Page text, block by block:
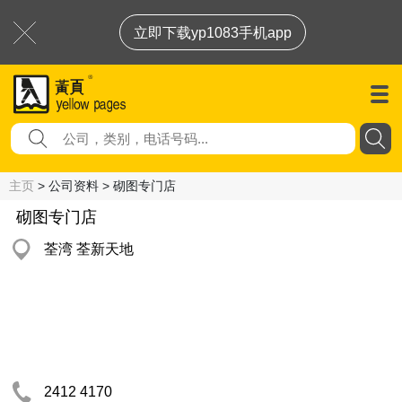
立即下载yp1083手机app
主页 > 公司资料 > 砌图专门店
砌图专门店
荃湾 荃新天地
2412 4170